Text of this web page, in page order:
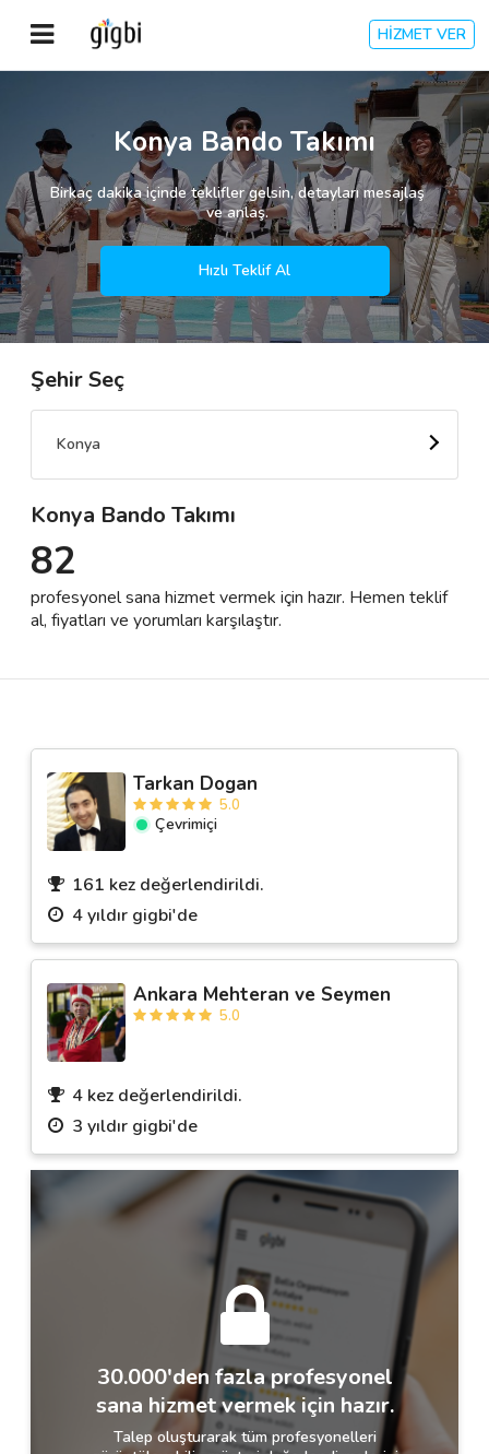
HİZMET VER
Giriş Yap
Kayıt Ol
Kategoriler
🎈 Biz Kimiz?
🌟 Müşteri Değerlendirmeleri
Destek
İletişim
Konya Bando Takımı
Birkaç dakika içinde teklifler gelsin, detayları mesajlaş
ve anlaş.
Hızlı Teklif Al
Şehir Seç
Konya
Konya Bando Takımı
82
profesyonel sana hizmet vermek için hazır. Hemen teklif
al, fiyatları ve yorumları karşılaştır.
Tarkan Dogan
5.0
Çevrimiçi
161 kez değerlendirildi.
4 yıldır gigbi'de
Ankara Mehteran ve Seymen
5.0
4 kez değerlendirildi.
3 yıldır gigbi'de
30.000'den fazla profesyonel
sana hizmet vermek için hazır.
Talep oluşturarak tüm profesyonelleri